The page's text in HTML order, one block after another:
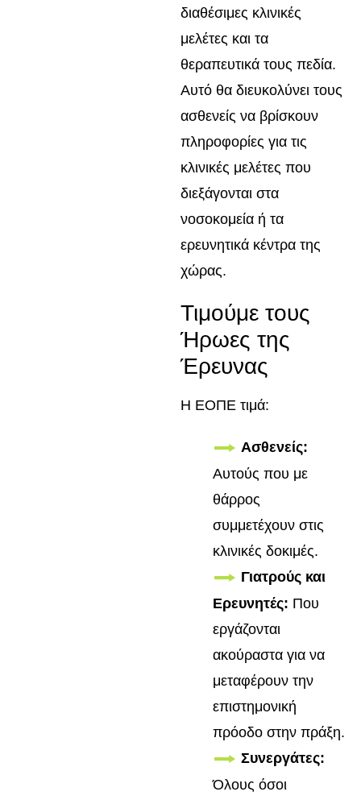
διαθέσιμες κλινικές
μελέτες και τα
θεραπευτικά τους πεδία.
Αυτό θα διευκολύνει τους
ασθενείς να βρίσκουν
πληροφορίες για τις
κλινικές μελέτες που
διεξάγονται στα
νοσοκομεία ή τα
ερευνητικά κέντρα της
χώρας.
Τιμούμε τους
Ήρωες της
Έρευνας
Η ΕΟΠΕ τιμά:
Ασθενείς:
Αυτούς που με
θάρρος
συμμετέχουν στις
κλινικές δοκιμές.
Γιατρούς και
Ερευνητές: Που
εργάζονται
ακούραστα για να
μεταφέρουν την
επιστημονική
πρόοδο στην πράξη.
Συνεργάτες:
Όλους όσοι